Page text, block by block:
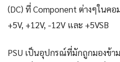
(DC) ที่ Component ต่างๆในคอ
+5V, +12V, -12V และ +5VSB
PSU เป็นอุปกรณ์ที่มักถูกมองข้า